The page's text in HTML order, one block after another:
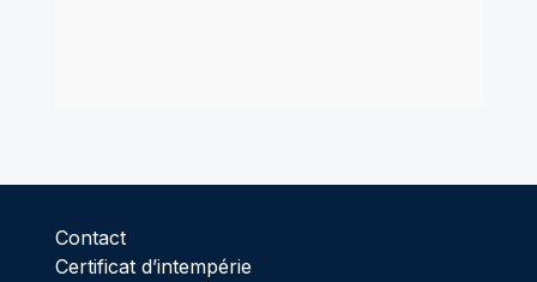
Contact
Certificat d’intempérie